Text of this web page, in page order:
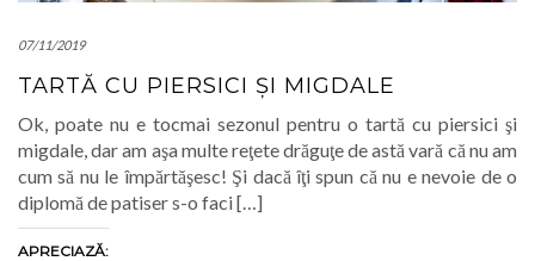
07/11/2019
TARTĂ CU PIERSICI ŞI MIGDALE
Ok, poate nu e tocmai sezonul pentru o tartă cu piersici şi
migdale, dar am aşa multe reţete drăguţe de astă vară că nu am
cum să nu le împărtăşesc! Şi dacă îţi spun că nu e nevoie de o
diplomă de patiser s-o faci […]
APRECIAZĂ: